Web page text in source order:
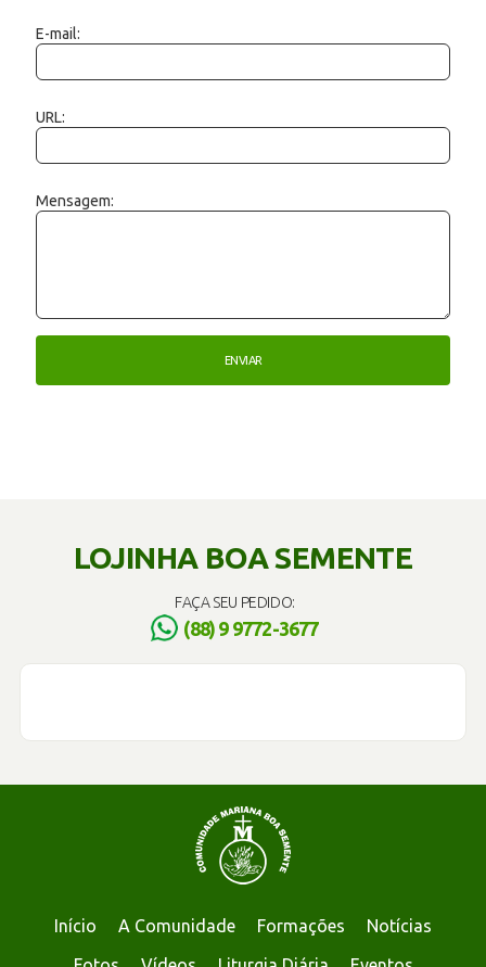
E-mail:
URL:
Mensagem:
LOJINHA BOA SEMENTE
FAÇA SEU PEDIDO:
(88) 9 9772-3677
Início A Comunidade Formações
Notícias